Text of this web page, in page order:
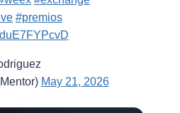
#premios
May 21, 2026